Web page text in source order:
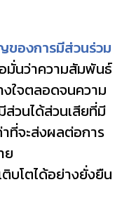
ของการมีส่วนร่วม
มั่นว่าความสัมพันธ์
ใจตลอดจนความ
วนได้ส่วนเสียที่มี
ที่จะส่งผลต่อการ
ย
บโตได้อย่างยั่งยืน